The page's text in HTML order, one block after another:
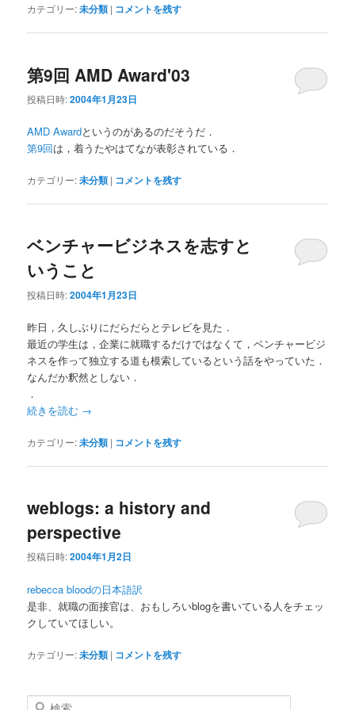
カテゴリー:未分類 | コメントを残す
第9回 AMD Award'03
投稿日時:2004年1月23日
AMD Awardというのがあるのだそうだ．
第9回は，着うたやはてなが表彰されている．
カテゴリー:未分類 | コメントを残す
ベンチャービジネスを志すと
いうこと
投稿日時:2004年1月23日
昨日，久しぶりにだらだらとテレビを見た．
最近の学生は，企業に就職するだけではなくて，ベンチャービジ
ネスを作って独立する道も模索しているという話をやっていた．
なんだか釈然としない．
．
続きを読む →
カテゴリー:未分類 | コメントを残す
weblogs: a history and
perspective
投稿日時:2004年1月2日
rebecca bloodの日本語訳
是非、就職の面接官は、おもしろいblogを書いている人をチェッ
クしていてほしい。
カテゴリー:未分類 | コメントを残す
検